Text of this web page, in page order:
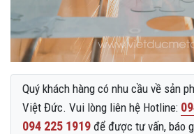
Quý khách hàng có nhu cầu về sản
Việt Đức. Vui lòng liên hệ Hotline:
094 225 1919 để được tư vấn, báo